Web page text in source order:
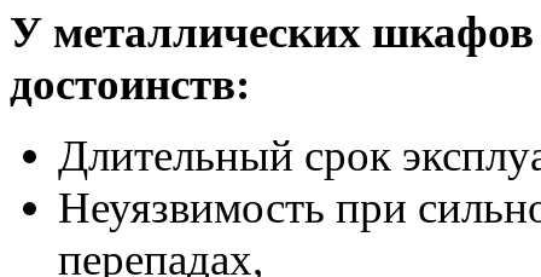
У металлических шкафов
достоинств:
Длительный срок
Неуязвимость при
перепадах,